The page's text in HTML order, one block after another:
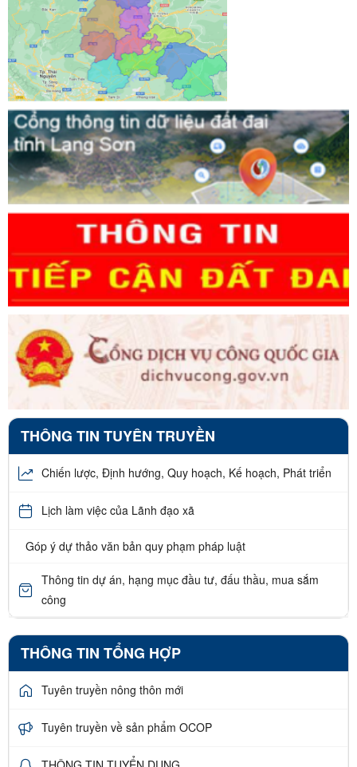
THÔNG TIN TUYÊN TRUYỀN
Chiến lược, Định hướng, Quy hoạch, Kế hoạch, Phát triển
Lịch làm việc của Lãnh đạo xã
Góp ý dự thảo văn bản quy phạm pháp luật
Thông tin dự án, hạng mục đầu tư, đấu thầu, mua sắm
công
THÔNG TIN TỔNG HỢP
Tuyên truyền nông thôn mới
Tuyên truyền về sản phẩm OCOP